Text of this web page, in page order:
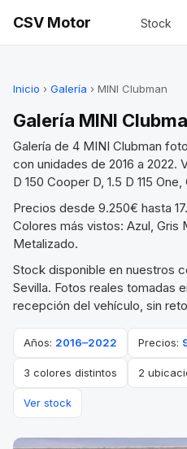
CSV Motor Stock
Inicio › Galería › MINI Clubman
Galería MINI
Galería de 4 MINI Clubman
con unidades de 2016 a 2022.
D 150 Cooper D, 1.5 D 115
Precios desde 9.250€ hasta
Colores más vistos: Azul, Gris
Metalizado.
Stock disponible en nuestros
Sevilla. Fotos reales tomadas
recepción del vehículo, sin
Años: 2016–2022 Precios:
3 colores distintos 2
Ver stock